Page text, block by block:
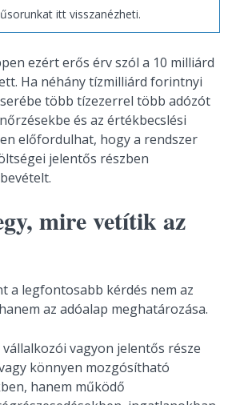
itt visszanézheti.
ezért erős érv szól a 10 milliárd
Ha néhány tízmilliárd forintnyi
több tízezerrel több adózót
és az értékbecslési
előfordulhat, hogy a rendszer
jelentős részben
mire vetítik az
a legfontosabb kérdés nem az
az adóalap meghatározása.
vagyon jelentős része
könnyen mozgósítható
hanem működő